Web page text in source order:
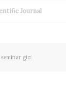
Journal
seminar gizi